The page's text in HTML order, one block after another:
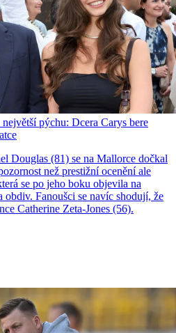
pýchu: Dcera Carys bere
Douglas (81) se na Mallorce dočkal
než prestižní ocenění ale
se po jeho boku objevila na
Fanoušci se navíc shodují, že
Catherine Zeta-Jones (56).